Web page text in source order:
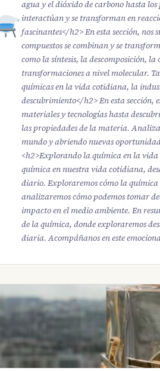
agua y el dióxido de carbono hasta
interactúan y se transforman en
fascinantes</h2> En esta sección, nos
compuestos se combinan y se
como la síntesis, la descomposición,
transformaciones a nivel molecular.
químicas en la vida cotidiana, la
descubrimiento</h2> En esta sección,
materiales y tecnologías hasta
las propiedades de la materia.
mundo y abriendo nuevas
<h2>Explorando la química en la vida
química en nuestra vida cotidiana,
diario. Exploraremos cómo la
analizaremos cómo podemos tomar
impacto en el medio ambiente. En
de la química, donde exploraremos
diaria. Acompáñanos en este